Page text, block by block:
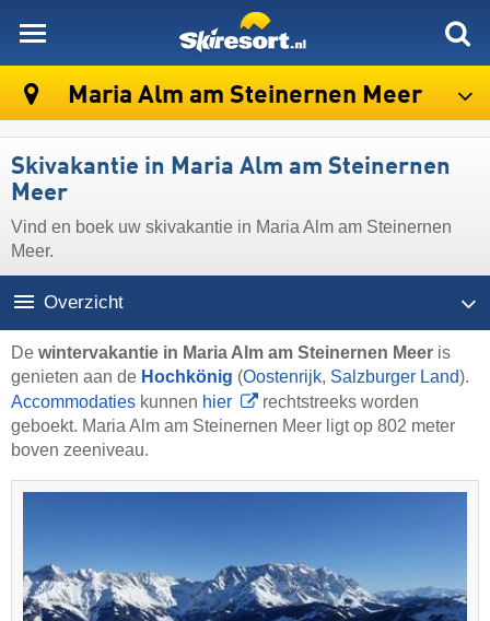
Maria Alm am Steinernen Meer
Skivakantie in Maria Alm am Steinernen
Meer
Vind en boek uw skivakantie in Maria Alm am Steinernen
Meer.
Overzicht
De wintervakantie in Maria Alm am Steinernen Meer is
genieten aan de Hochkönig (Oostenrijk, Salzburger Land).
Accommodaties kunnen hier
rechtstreeks worden
geboekt. Maria Alm am Steinernen Meer ligt op 802 meter
boven zeeniveau.